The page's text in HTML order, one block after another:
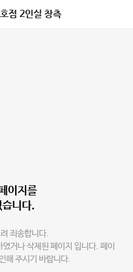
점 2인실 창측
이지를
습니다.
죄송합니다.
거나 삭제된 페이지 입니다. 페이
해 주시기 바랍니다.